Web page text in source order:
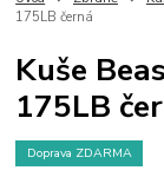
175LB černá
Kuše
175LB
Doprava ZDARMA